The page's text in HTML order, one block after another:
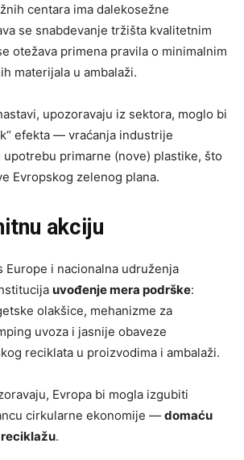
centara ima dalekosežne
se snabdevanje tržišta kvalitetnim
otežava primena pravila o minimalnim
materijala u ambalaži.
upozoravaju iz sektora, moglo bi
efekta — vraćanja industrije
upotrebu primarne (nove) plastike, što
Evropskog zelenog plana.
akciju
Europe i nacionalna udruženja
uvođenje mera podrške:
olakšice, mehanizme za
uvoza i jasnije obaveze
reciklata u proizvodima i ambalaži.
Evropa bi mogla izgubiti
cirkularne ekonomije — domaću
.